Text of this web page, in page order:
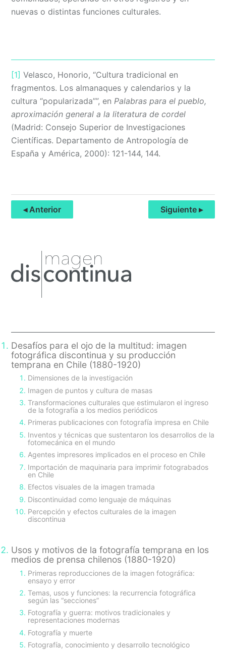
nuevas o distintas funciones culturales.
[1] Velasco, Honorio, “Cultura tradicional en
fragmentos. Los almanaques y calendarios y la
cultura “popularizada””, en Palabras para el pueblo,
aproximación general a la literatura de cordel
(Madrid: Consejo Superior de Investigaciones
Científicas. Departamento de Antropología de
España y América, 2000): 121-144, 144.
◂ Anterior Siguiente ▸
Primary
Sidebar
Desafíos para el ojo de la multitud: imagen
fotográfica discontinua y su producción
temprana en Chile (1880-1920)
Dimensiones de la investigación
Imagen de puntos y cultura de masas
Transformaciones culturales que estimularon el ingreso
de la fotografía a los medios periódicos
Primeras publicaciones con fotografía impresa en Chile
Inventos y técnicas que sustentaron los desarrollos de la
fotomecánica en el mundo
Agentes impresores implicados en el proceso en Chile
Importación de maquinaria para imprimir fotograbados
en Chile
Efectos visuales de la imagen tramada
Discontinuidad como lenguaje de máquinas
Percepción y efectos culturales de la imagen
discontinua
Usos y motivos de la fotografía temprana en los
medios de prensa chilenos (1880-1920)
Primeras reproducciones de la imagen fotográfica:
ensayo y error
Temas, usos y funciones: la recurrencia fotográfica
según las “secciones”
Fotografía y guerra: motivos tradicionales y
representaciones modernas
Fotografía y muerte
Fotografía, conocimiento y desarrollo tecnológico